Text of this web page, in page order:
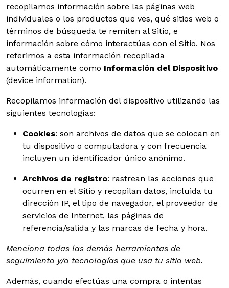
recopilamos información sobre las páginas web
individuales o los productos que ves, qué sitios web o
términos de búsqueda te remiten al Sitio, e
información sobre cómo interactúas con el Sitio. Nos
referimos a esta información recopilada
automáticamente como Información del Dispositivo
(device information).
Recopilamos información del dispositivo utilizando las
siguientes tecnologías:
Cookies: son archivos de datos que se colocan en
tu dispositivo o computadora y con frecuencia
incluyen un identificador único anónimo.
Archivos de registro: rastrean las acciones que
ocurren en el Sitio y recopilan datos, incluida tu
dirección IP, el tipo de navegador, el proveedor de
servicios de Internet, las páginas de
referencia/salida y las marcas de fecha y hora.
Menciona todas las demás herramientas de
seguimiento y/o tecnologías que usa tu sitio web.
Además, cuando efectúas una compra o intentas